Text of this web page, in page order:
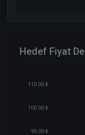
Hedef Fiyat
110.00 ₺
100.00 ₺
90.00 ₺